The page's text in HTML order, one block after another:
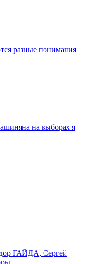
разные понимания
на выборах я
ГАЙДА, Сергей